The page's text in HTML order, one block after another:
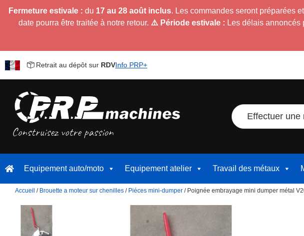
Fermeture estivale : du 17 au 28 août inclus. Les commandes seront préparées
date pourra être traitée à notre retour. ⚠️ Période estivale : Les délais annoncés
Retrait au dépôt sur RDVInfo PRP+
Effectuer une
Equipement auto/moto Equipement atelier Travail des métaux
Accueil / Brouette a moteur sur chenilles / Piéces mini-dumper / Poignée embrayage mini dumper métal